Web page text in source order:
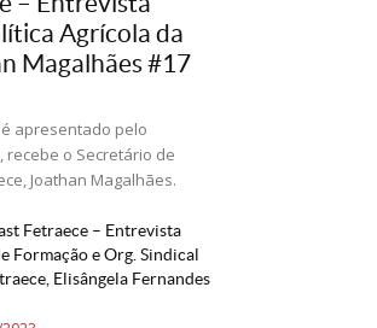
Agrícola da
Magalhães #17
apresentado pelo
recebe o Secretário de
Joathan Magalhães.
Fetraece – Entrevista
Formação e Org. Sindical
Elisângela Fernandes